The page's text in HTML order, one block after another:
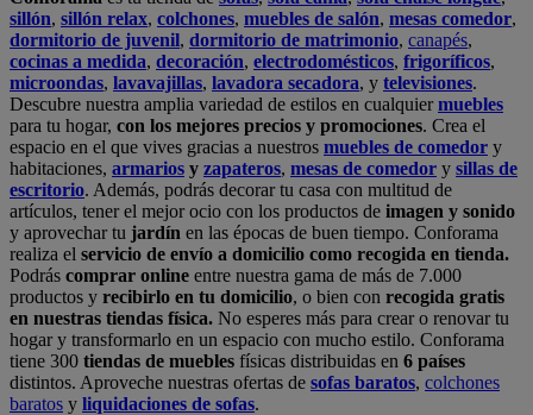
sillón, sillón relax, colchones, muebles de salón, mesas comedor,
dormitorio de juvenil, dormitorio de matrimonio, canapés,
cocinas a medida, decoración, electrodomésticos, frigoríficos,
microondas, lavavajillas, lavadora secadora, y televisiones.
Descubre nuestra amplia variedad de estilos en cualquiermuebles
para tu hogar, con los mejores precios y promociones. Crea el
espacio en el que vives gracias a nuestros muebles de comedor y
habitaciones, armarios y zapateros, mesas de comedor y sillas de
escritorio. Además, podrás decorar tu casa con multitud de
artículos, tener el mejor ocio con los productos de imagen y sonido
y aprovechar tu jardín en las épocas de buen tiempo. Conforama
realiza el servicio de envío a domicilio como recogida en tienda.
Podrás comprar online entre nuestra gama de más de 7.000
productos y recibirlo en tu domicilio, o bien con recogida gratis
en nuestras tiendas física. No esperes más para crear o renovar tu
hogar y transformarlo en un espacio con mucho estilo. Conforama
tiene 300 tiendas de muebles físicas distribuidas en 6 países
distintos. Aproveche nuestras ofertas de sofas baratos, colchones
baratos y liquidaciones de sofas.